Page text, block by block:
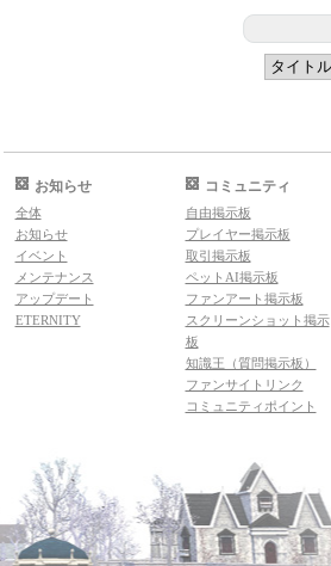
お知らせ
全体
お知らせ
イベント
メンテナンス
アップデート
ETERNITY
コミュニティ
自由掲示板
プレイヤー掲示板
取引掲示板
ペットAI掲示板
ファンアート掲示板
スクリーンショット掲示
板
知識王（質問掲示板）
ファンサイトリンク
コミュニティポイント